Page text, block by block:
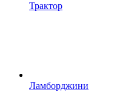
Трактор
Ламборджини